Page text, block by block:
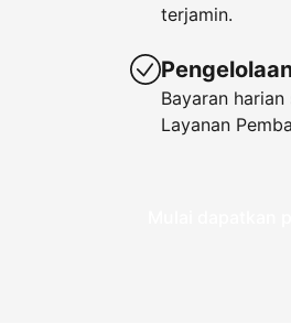
terjamin.
Bayaran
Layanan
Mulai dapatkan